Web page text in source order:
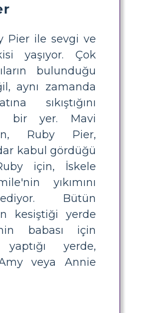
Pier ile sevgi ve
yaşıyor. Çok
bulunduğu
aynı zamanda
sıkıştığını
bir yer. Mavi
Ruby Pier,
kabul gördüğü
için, İskele
yıkımını
Bütün
kesiştiği yerde
babası için
yaptığı yerde,
veya Annie